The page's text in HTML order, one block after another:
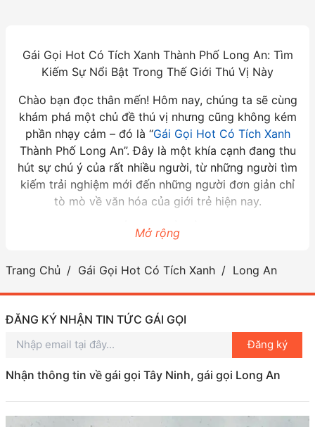
Gái Gọi Hot Có Tích Xanh Thành Phố Long An: Tìm
Kiếm Sự Nổi Bật Trong Thế Giới Thú Vị Này
Chào bạn đọc thân mến! Hôm nay, chúng ta sẽ cùng
khám phá một chủ đề thú vị nhưng cũng không kém
phần nhạy cảm – đó là “Gái Gọi Hot Có Tích Xanh
Thành Phố Long An”. Đây là một khía cạnh đang thu
hút sự chú ý của rất nhiều người, từ những người tìm
kiếm trải nghiệm mới đến những người đơn giản chỉ
tò mò về văn hóa của giới trẻ hiện nay.
GÁI GỌI LÀ GÌ?
khái niệm “gái gọi”. Đây là thuật ngữ dùng để chỉ
những cô gái có dịch vụ đi kèm, thường là để phục
trí. Nói một cách dễ hiểu, đây chính là một nghề mà
người phụ nữ chọn để kiếm sống, và nó đã trở thành
một phần không thể thiếu của đời sống hiện đại.
TẠI SAO LẠI NỔI BẬT?
Gái Gọi Hot Có Tích Xanh Thành Phố Long An đang
Mở rộng
Trang Chủ Gái Gọi Hot Có Tích Xanh Long An
ĐĂNG KÝ NHẬN TIN TỨC GÁI GỌI
Đăng ký
Nhận thông tin về gái gọi Tây Ninh, gái gọi Long An